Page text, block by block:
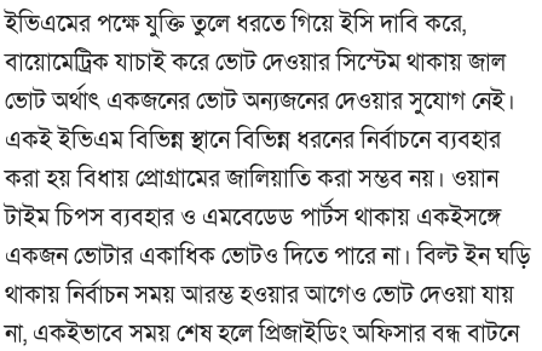
ইভিএমের পক্ষে যুক্তি তুলে ধরতে গিয়ে ইসি দাবি করে,
বায়োমেট্রিক যাচাই করে ভোট দেওয়ার সিস্টেম থাকায় জাল
ভোট অর্থাৎ একজনের ভোট অন্যজনের দেওয়ার সুযোগ নেই।
একই ইভিএম বিভিন্ন স্থানে বিভিন্ন ধরনের নির্বাচনে ব্যবহার
করা হয় বিধায় প্রোগ্রামের জালিয়াতি করা সম্ভব নয়। ওয়ান
টাইম চিপস ব্যবহার ও এমবেডেড পার্টস থাকায় একইসঙ্গে
একজন ভোটার একাধিক ভোটও দিতে পারে না। বিল্ট ইন ঘড়ি
থাকায় নির্বাচন সময় আরম্ভ হওয়ার আগেও ভোট দেওয়া যায়
না, একইভাবে সময় শেষ হলে প্রিজাইডিং অফিসার বন্ধ বাটনে